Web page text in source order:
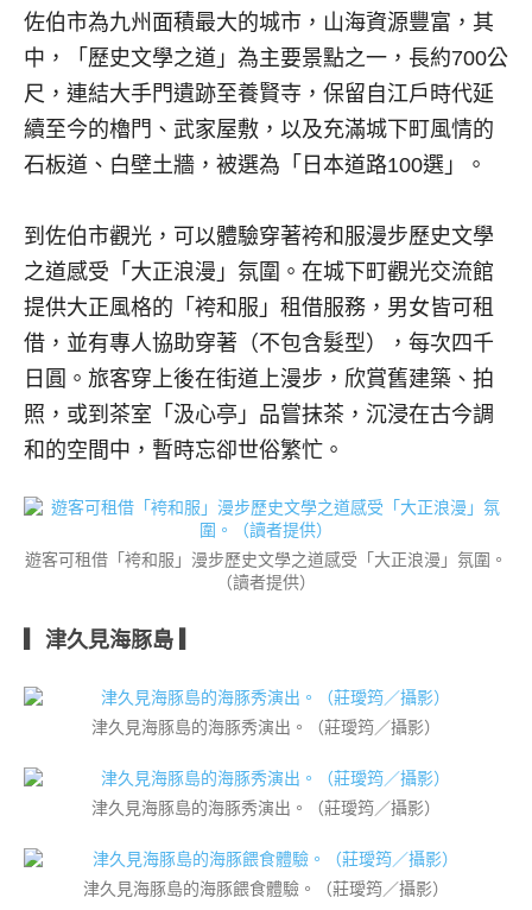
佐伯市為九州面積最大的城市，山海資源豐富，其
中，「歷史文學之道」為主要景點之一，長約700公
尺，連結大手門遺跡至養賢寺，保留自江戶時代延
續至今的櫓門、武家屋敷，以及充滿城下町風情的
石板道、白壁土牆，被選為「日本道路100選」。
到佐伯市觀光，可以體驗穿著袴和服漫步歷史文學
之道感受「大正浪漫」氛圍。在城下町觀光交流館
提供大正風格的「袴和服」租借服務，男女皆可租
借，並有專人協助穿著（不包含髮型），每次四千
日圓。旅客穿上後在街道上漫步，欣賞舊建築、拍
照，或到茶室「汲心亭」品嘗抹茶，沉浸在古今調
和的空間中，暫時忘卻世俗繁忙。
遊客可租借「袴和服」漫步歷史文學之道感受「大正浪漫」氛圍。
（讀者提供）
▎津久見海豚島 ▎
津久見海豚島的海豚秀演出。（莊璦筠／攝影）
津久見海豚島的海豚秀演出。（莊璦筠／攝影）
津久見海豚島的海豚餵食體驗。（莊璦筠／攝影）